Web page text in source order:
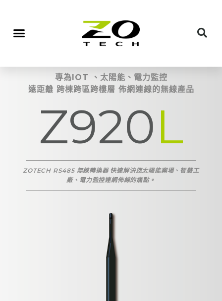
專為IOT 、太陽能、電力監控
遠距離 跨棟跨區跨樓層 佈網連線的無線產品
Z920L
ZOTECH RS485 無線轉換器 快速解決您太陽能案場、智慧工
廠、電力監控連網佈線的痛點。